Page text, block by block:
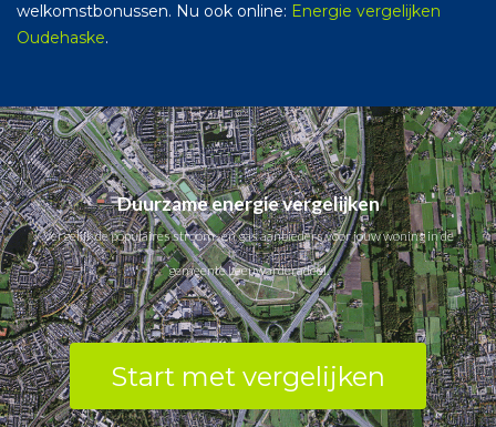
welkomstbonussen. Nu ook online: Energie vergelijken
Oudehaske.
Duurzame energie vergelijken
Vergelijk de populaires stroom- en gas aanbieders voor jouw woning in de
gemeente Leeuwarderadeel.
Start met vergelijken